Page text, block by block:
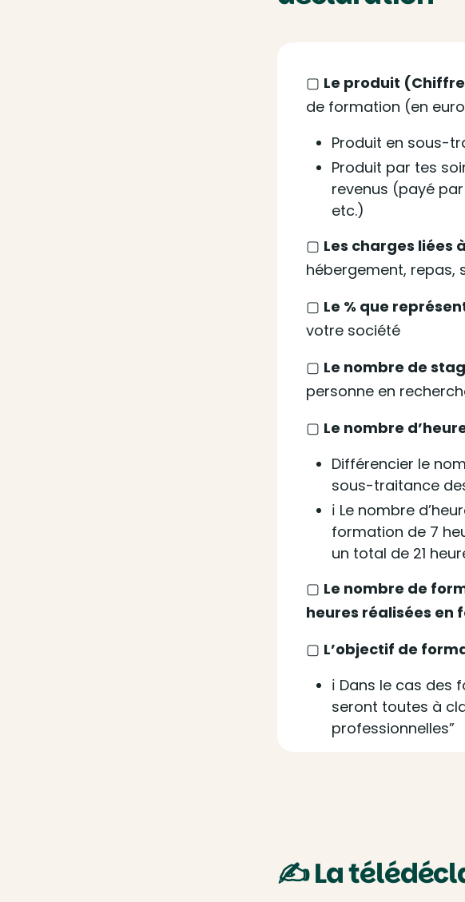
▢ Le produit
de formation (en
Produit en sous-
Produit par tes
revenus (payé par
etc.)
▢ Les charges liées
hébergement, repas,
▢ Le % que
votre société
▢ Le nombre de
personne en
▢ Le nombre
Différencier le
sous-traitance
ℹ️ Le nombre
formation de 7
un total de 21
▢ Le nombre de
heures réalisées
▢ L’objectif de
ℹ️ Dans le cas des
seront toutes à
professionnelles”
✍️ La